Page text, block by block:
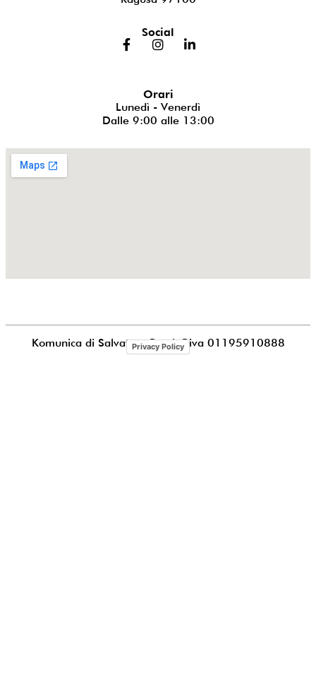
Social
Orari
Lunedì - Venerdì
Dalle 9:00 alle 13:00
Komunica di Salvatore PucciaP.iva 01195910888
Privacy Policy